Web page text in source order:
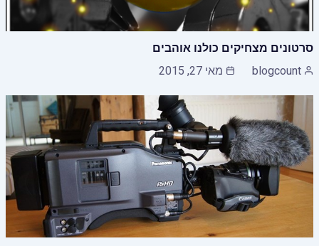
סרטונים מצחיקים כולנו אוהבים
blogcount מאי 27, 2015